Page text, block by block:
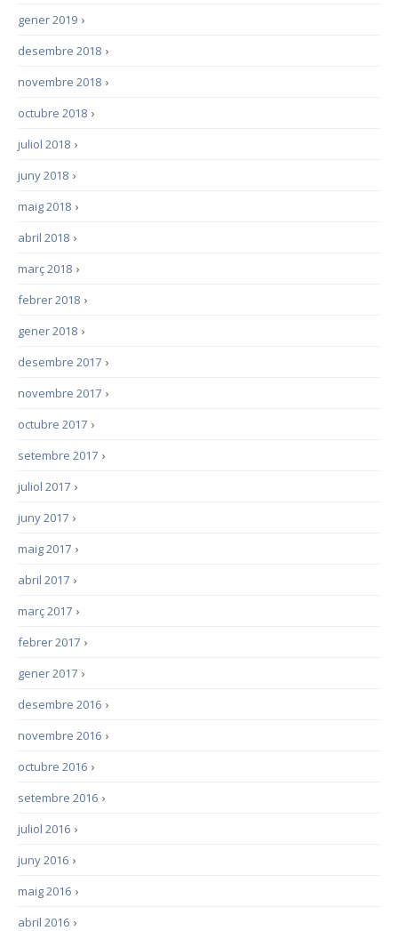
›
gener 2019
›
desembre 2018
›
novembre 2018
›
octubre 2018
›
juliol 2018
›
juny 2018
›
maig 2018
›
abril 2018
›
març 2018
›
febrer 2018
›
gener 2018
›
desembre 2017
›
novembre 2017
›
octubre 2017
›
setembre 2017
›
juliol 2017
›
juny 2017
›
maig 2017
›
abril 2017
›
març 2017
›
febrer 2017
›
gener 2017
›
desembre 2016
›
novembre 2016
›
octubre 2016
›
setembre 2016
›
juliol 2016
›
juny 2016
›
maig 2016
›
abril 2016